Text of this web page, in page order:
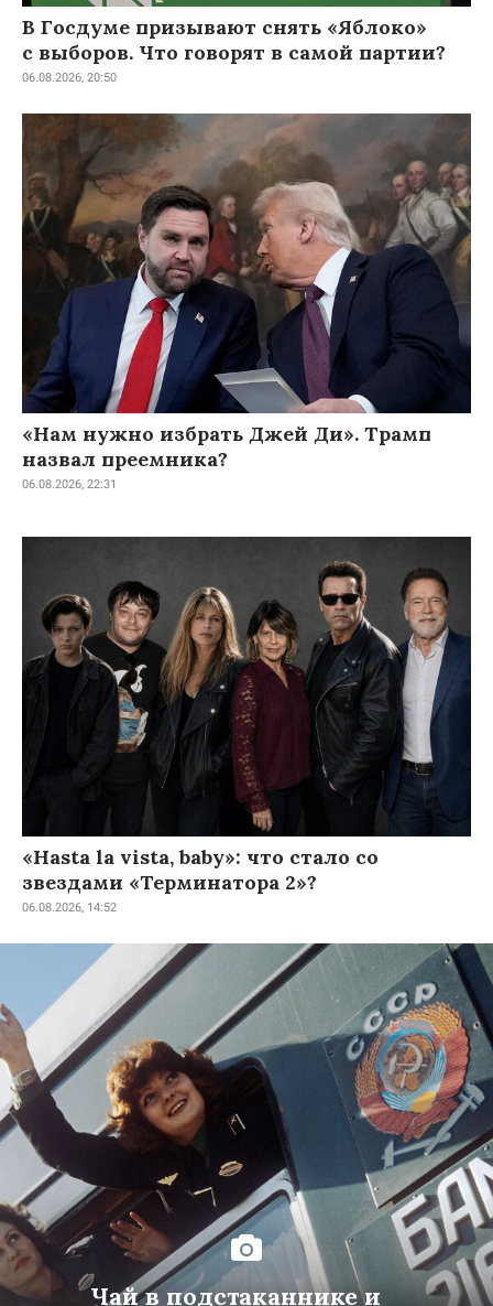
В Госдуме призывают снять «Яблоко»
с выборов. Что говорят в самой партии?
06.08.2026, 20:50
«Нам нужно избрать Джей Ди». Трамп
назвал преемника?
06.08.2026, 22:31
«Hasta la vista, baby»: что стало со
звездами «Терминатора 2»?
06.08.2026, 14:52
Чай в подстаканнике и